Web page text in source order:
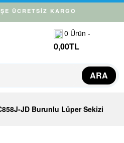
ÜCRETSİZ KARGO
0 Ürün -
0,00TL
ARA
JD Burunlu Lüper Sekizi